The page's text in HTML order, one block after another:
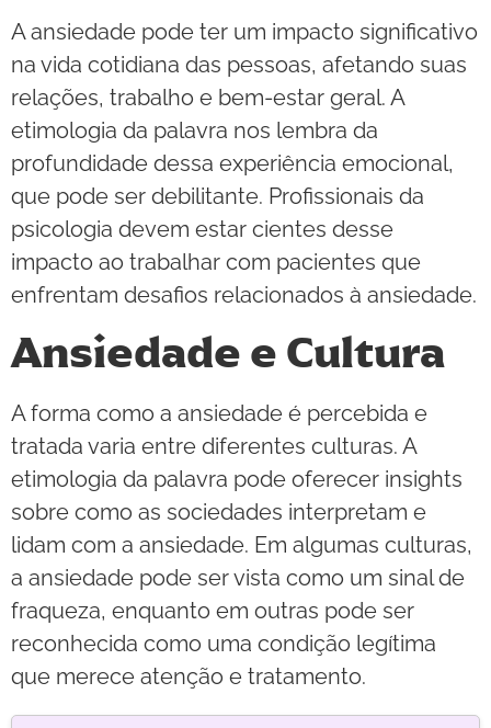
A ansiedade pode ter um impacto significativo
na vida cotidiana das pessoas, afetando suas
relações, trabalho e bem-estar geral. A
etimologia da palavra nos lembra da
profundidade dessa experiência emocional,
que pode ser debilitante. Profissionais da
psicologia devem estar cientes desse
impacto ao trabalhar com pacientes que
enfrentam desafios relacionados à ansiedade.
Ansiedade e Cultura
A forma como a ansiedade é percebida e
tratada varia entre diferentes culturas. A
etimologia da palavra pode oferecer insights
sobre como as sociedades interpretam e
lidam com a ansiedade. Em algumas culturas,
a ansiedade pode ser vista como um sinal de
fraqueza, enquanto em outras pode ser
reconhecida como uma condição legítima
que merece atenção e tratamento.